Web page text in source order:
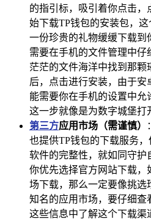
的指引标，吸引着你点击
始下载TP钱包的安装包，
一份珍贵的礼物缓缓下载
需要在手机的文件管理中
茫茫的文件海洋中找到那
后，点击进行安装，由于
能需要你在手机的设置中允
这一步就像是为数字城堡打
第三方应用市场（需谨慎）
也提供TP钱包的下载服务
软件的完整性，就如同守护
你优先选择官方网站下载
场下载，那么一定要像挑选
知名的应用市场，要仔细查
这些信息中了解这个下载渠